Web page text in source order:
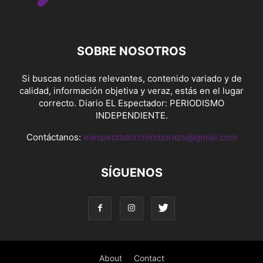
SOBRE NOSOTROS
Si buscas noticias relevantes, contenido variado y de
calidad, información objetiva y veraz, estás en el lugar
correcto. Diario EL Espectador: PERIODISMO
INDEPENDIENTE.
Contáctanos: elespectadorchimborazo@gmail.com
SÍGUENOS
About Contact